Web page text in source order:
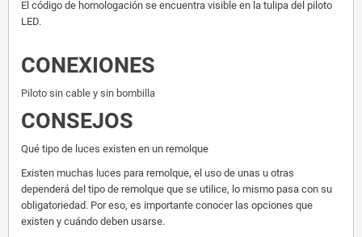
El código de homologación se encuentra visible en la tulipa del piloto
LED.
CONEXIONES
Piloto sin cable y sin bombilla
CONSEJOS
Qué tipo de luces existen en un remolque
Existen muchas luces para remolque, el uso de unas u otras
dependerá del tipo de remolque que se utilice, lo mismo pasa con su
obligatoriedad. Por eso, es importante conocer las opciones que
existen y cuándo deben usarse.